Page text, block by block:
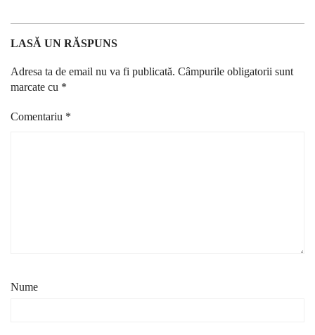
LASĂ UN RĂSPUNS
Adresa ta de email nu va fi publicată. Câmpurile obligatorii sunt
marcate cu *
Comentariu *
Nume